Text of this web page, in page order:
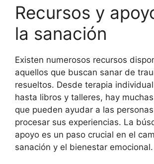
Recursos y
la sanación
Existen numerosos recursos
aquellos que buscan sanar de
resueltos. Desde terapia
hasta libros y talleres, hay
que pueden ayudar a las
procesar sus experiencias. La
apoyo es un paso crucial en el
sanación y el bienestar emocional.